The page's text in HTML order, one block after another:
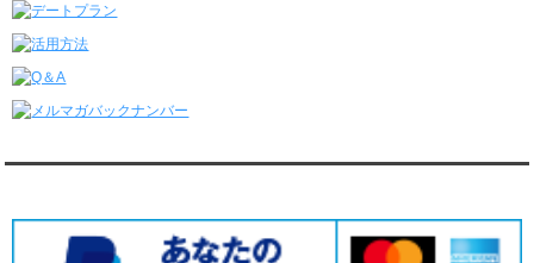
6/15～6/21
レンタル彼氏と188回の通常デートがありました。
レンタル彼氏と4回のオンラインデートがありました。
6/8～6/14
レンタル彼氏と161回の通常デートがありました。
5/25～5/31
レンタル彼氏と172回の通常デートがありました。